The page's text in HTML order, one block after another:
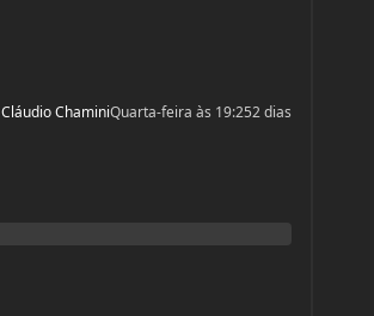
Cláudio ChaminiQuarta-feira às 19:252 dias